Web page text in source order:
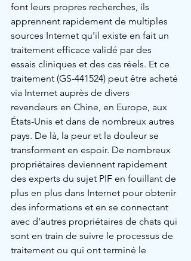
font leurs propres recherches, ils
apprennent rapidement de multiples
sources Internet qu'il existe en fait un
traitement efficace validé par des
essais cliniques et des cas réels. Et ce
traitement (GS-441524) peut être acheté
via Internet auprès de divers
revendeurs en Chine, en Europe, aux
États-Unis et dans de nombreux autres
pays. De là, la peur et la douleur se
transforment en espoir. De nombreux
propriétaires deviennent rapidement
des experts du sujet PIF ​​en fouillant de
plus en plus dans Internet pour obtenir
des informations et en se connectant
avec d'autres propriétaires de chats qui
sont en train de suivre le processus de
traitement ou qui ont terminé le